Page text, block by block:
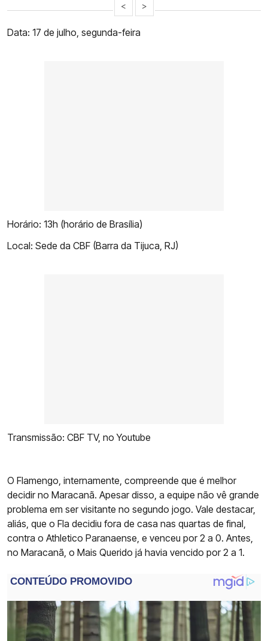
< >
Data: 17 de julho, segunda-feira
Horário: 13h (horário de Brasília)
Local: Sede da CBF (Barra da Tijuca, RJ)
Transmissão: CBF TV, no Youtube
O Flamengo, internamente, compreende que é melhor
decidir no Maracanã. Apesar disso, a equipe não vê grande
problema em ser visitante no segundo jogo. Vale destacar,
aliás, que o Fla decidiu fora de casa nas quartas de final,
contra o Athletico Paranaense, e venceu por 2 a 0. Antes,
no Maracanã, o Mais Querido já havia vencido por 2 a 1.